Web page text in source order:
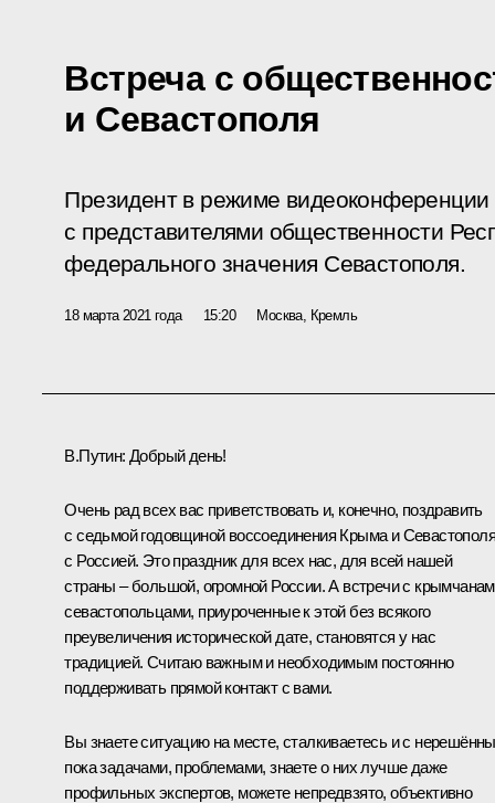
Встреча с
и Севастополя
Президент в режиме видеоконференции
с представителями общественности
федерального значения Севастополя.
18 марта 2021 года 15:20 Москва, Кремль
В.Путин: Добрый день!
Очень рад всех вас приветствовать и, конечно, поздравить
с седьмой годовщиной воссоединения Крыма и Севастополя
с Россией. Это праздник для всех нас, для всей нашей
страны – большой, огромной России. А встречи с
севастопольцами, приуроченные к этой без всякого
преувеличения исторической дате, становятся у нас
традицией. Считаю важным и необходимым постоянно
поддерживать прямой контакт с вами.
Вы знаете ситуацию на месте, сталкиваетесь и с
пока задачами, проблемами, знаете о них лучше даже
профильных экспертов, можете непредвзято, объективно